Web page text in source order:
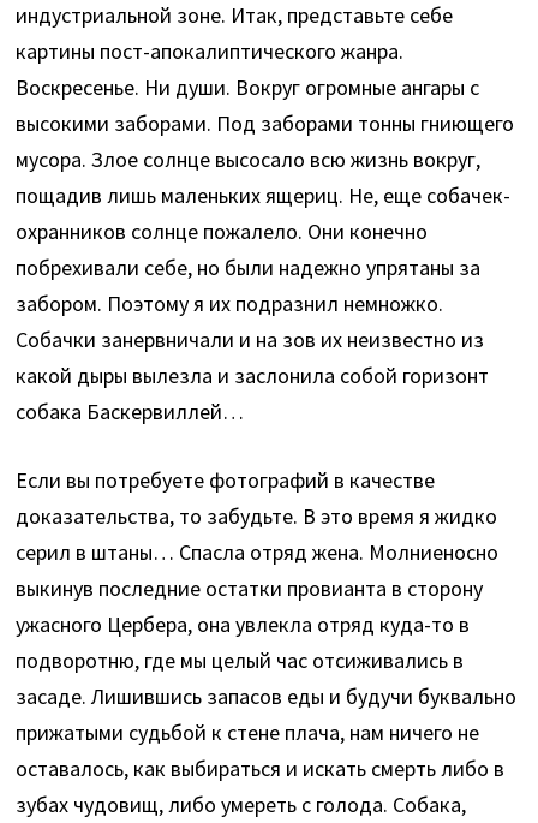
индустриальной зоне. Итак, представьте себе
картины пост-апокалиптического жанра.
Воскресенье. Ни души. Вокруг огромные ангары с
высокими заборами. Под заборами тонны гниющего
мусора. Злое солнце высосало всю жизнь вокруг,
пощадив лишь маленьких ящериц. Не, еще собачек-
охранников солнце пожалело. Они конечно
побрехивали себе, но были надежно упрятаны за
забором. Поэтому я их подразнил немножко.
Собачки занервничали и на зов их неизвестно из
какой дыры вылезла и заслонила собой горизонт
собака Баскервиллей…
Если вы потребуете фотографий в качестве
доказательства, то забудьте. В это время я жидко
серил в штаны… Спасла отряд жена. Молниеносно
выкинув последние остатки провианта в сторону
ужасного Цербера, она увлекла отряд куда-то в
подворотню, где мы целый час отсиживались в
засаде. Лишившись запасов еды и будучи буквально
прижатыми судьбой к стене плача, нам ничего не
оставалось, как выбираться и искать смерть либо в
зубах чудовищ, либо умереть с голода. Собака,